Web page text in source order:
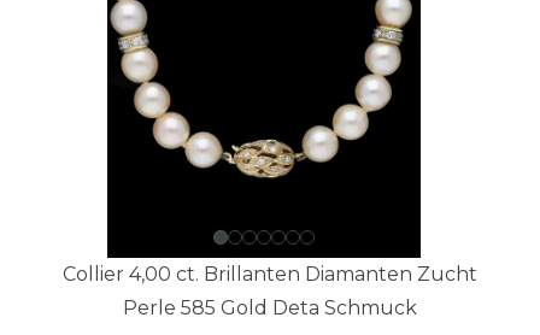
Collier 4,00 ct. Brillanten Diamanten Zucht
Perle 585 Gold Deta Schmuck